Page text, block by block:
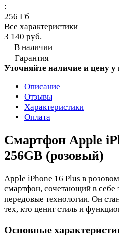
:
256 Гб
Все характеристики
3 140 руб.
В наличии
Гарантия
Уточняйте наличие и цену у
Описание
Отзывы
Характеристики
Оплата
Смартфон Apple
256GB (розовый)
Apple iPhone 16 Plus в
смартфон, сочетающий в себе
передовые технологии. Он
тех, кто ценит стиль и
Основные